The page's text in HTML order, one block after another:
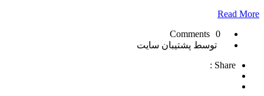
Read More
0 Comments
توسط پشتیبان سایت
Share :